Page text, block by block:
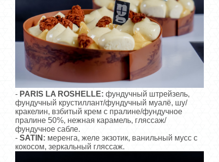
- PARIS LA ROSHELLE: фундучный штрейзель,
фундучный крустиллант/фундучный муалё, шу/
кракелин, взбитый крем с пралине/фундучное
пралине 50%, нежная карамель, гляссаж/
фундучное сабле.
- SATIN: меренга, желе экзотик, ванильный мусс с
кокосом, зеркальный гляссаж.